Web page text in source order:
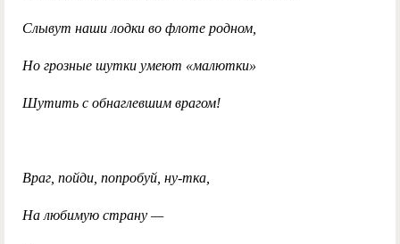
Слывут наши лодки во флоте родном,
Но грозные шутки умеют «малютки»
Шутить с обнаглевшим врагом!
Враг, пойди, попробуй, ну-тка,
На любимую страну —